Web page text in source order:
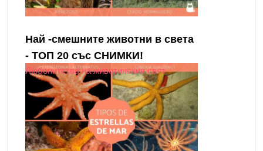
Най -смешните животни в света
- ТОП 20 със СНИМКИ!
Любопитства на животинския свят